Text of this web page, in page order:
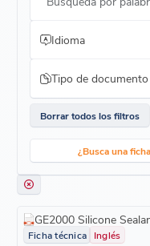
Excelente resistencia
Resistente al agua:
humedad.
de alta y baja
Idioma
Tipo de documento
Borrar todos los filtros
¿Busca una
GE2000 Silicone
Ficha técnica Inglés